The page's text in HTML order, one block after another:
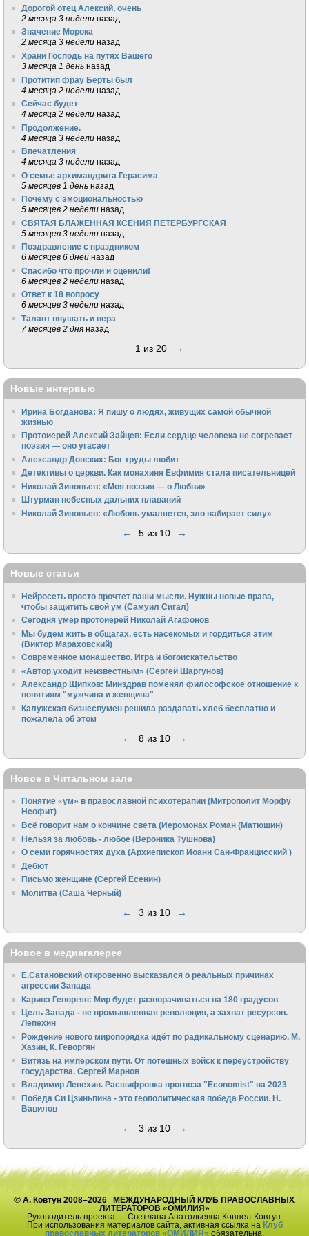
Дорогой отец Алексий, очень
2 месяца 3 недели назад
Значение Морока
2 месяца 3 недели назад
Храни Господь на путях Вашего
3 месяца 1 день назад
Протитип фрау Берты был
4 месяца 2 недели назад
Сейчас будет
4 месяца 2 недели назад
Продолжение.
4 месяца 3 недели назад
Впечатления
4 месяца 3 недели назад
О семье архимандрита Герасима
5 месяцев 1 день назад
Почему с эмоциональностью
5 месяцев 2 недели назад
СВЯТАЯ БЛАЖЕННАЯ КСЕНИЯ ПЕТЕРБУРГСКАЯ
5 месяцев 3 недели назад
Поздравление с праздником
6 месяцев 6 дней назад
Спасибо что прочли и оценили!
6 месяцев 2 недели назад
Ответ к 18 вопросу
6 месяцев 3 недели назад
Талант внушать и вера
7 месяцев 2 дня назад
1 из 20 →
Новые интервью
Ирина Богданова: Я пишу о людях, живущих самой обычной
жизнью
Протоиерей Алексий Зайцев: Если сердце человека не согревает
поэзия — оно угасает
Александр Донских: Бог труды любит
Детективы о церкви. Как монахиня Евфимия стала писательницей
Николай Зиновьев: «Моя поэзия — о Любви»
Штурман небесных дальних плаваний
Николай Зиновьев: «Любовь умаляется, зло набирает силу»
← 5 из 10 →
Новые статьи
Нейросеть просто прочтет ваши мысли. Нужны новые права,
чтобы защитить свой ум (Самуил Сигал)
Сегодня умер протоиерей Николай Агафонов
Мы будем жить в общагах, есть насекомых и гордиться этим
(Виктор Мараховский)
Cовременное монашество. Игра и богоискательство
«Автор уходит неизвестным» (Сергей Шаргунов)
Александр Щипков: Минздрав поменял философское отношение к
понятиям "мужчина и женщина"
Калужская бизнесвумен решила раздавать хлеб бесплатно и
пожалела об этом
← 8 из 10 →
Новое в Читальном зале
Понятие «ум» в православной психотерапии (Митрополит Морфу
Неофит)
Всё говорит нам о кончине света (Иеромонах Роман (Матюшин)
Нельзя за любовь - любое (Вероника Тушнова)
О семи горячностях духа (Архиепископ Иоанн Сан-Францисский )
Дебют
Письмо женщине (Сергей Есенин)
Молитва (Саша Черный)
← 3 из 10 →
Новое в медиагалерее
Е.Сатановский откровенно высказался о реальных причинах
агрессии Запада
Каринэ Геворгян: Мир будет разворачиваться на 180 градусов
Цель Запада - не промышленная революция, а захват ресурсов.
Лепехин
Рождение нового миропорядка идёт по радикальному сценарию. М.
Хазин, К. Геворгян
Витязь на имперском пути. От потешных войск к переустройству
государства. Сергей Марнов
Владимир Лепехин. Расшифровка прогноза "Economist" на 2023
Победа Си Цзиньпина - это геополитическая победа России. Н.
Вавилов
← 3 из 10 →
© А. Ковтун 2008–2026 МЕЖДУНАРОДНЫЙ КЛУБ ПРАВОСЛАВНЫХ
ЛИТЕРАТОРОВ «ОМИЛИЯ»
Руководитель проекта — Светлана Анатольевна Коппел-Ковтун.
При использования материалов сайта, активная ссылка на Клуб
православных литераторов «ОМИЛИЯ» обязательна.